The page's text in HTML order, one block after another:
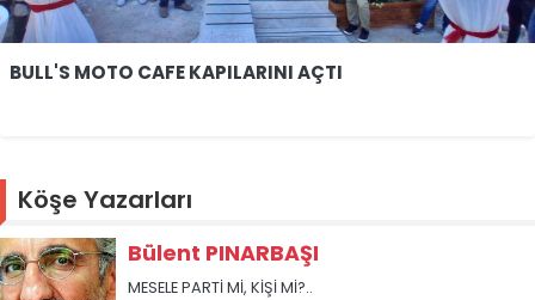
BULL'S MOTO CAFE KAPILARINI AÇTI
Köşe Yazarları
Bülent PINARBAŞI
MESELE PARTİ Mİ, KİŞİ Mİ?..